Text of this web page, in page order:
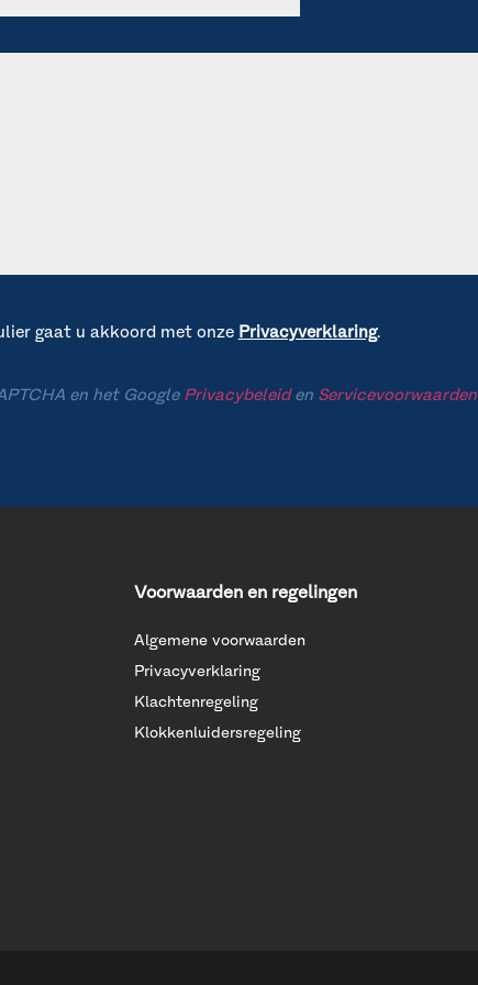
gaat u akkoord met onze Privacyverklaring.
en het Google Privacybeleiden Servicevoorwaarden
Voorwaarden en regelingen
Algemene voorwaarden
Privacyverklaring
Klachtenregeling
Klokkenluidersregeling